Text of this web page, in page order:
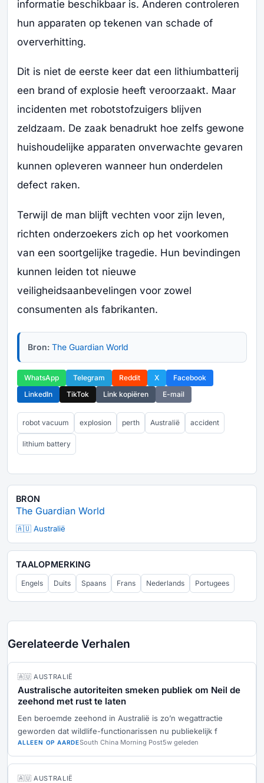
informatie beschikbaar is. Anderen controleren
hun apparaten op tekenen van schade of
oververhitting.
Dit is niet de eerste keer dat een lithiumbatterij
een brand of explosie heeft veroorzaakt. Maar
incidenten met robotstofzuigers blijven
zeldzaam. De zaak benadrukt hoe zelfs gewone
huishoudelijke apparaten onverwachte gevaren
kunnen opleveren wanneer hun onderdelen
defect raken.
Terwijl de man blijft vechten voor zijn leven,
richten onderzoekers zich op het voorkomen
van een soortgelijke tragedie. Hun bevindingen
kunnen leiden tot nieuwe
veiligheidsaanbevelingen voor zowel
consumenten als fabrikanten.
Bron: The Guardian World
WhatsApp Telegram Reddit X
Facebook
LinkedIn
TikTok Link kopiëren E-mail
robot vacuum explosion perth Australië accident
lithium battery
BRON
The Guardian World
🇦🇺 Australië
TAALOPMERKING
Engels Duits Spaans Frans Nederlands Portugees
Gerelateerde Verhalen
🇦🇺 AUSTRALIË
Australische autoriteiten smeken publiek om Neil de
zeehond met rust te laten
Een beroemde zeehond in Australië is zo’n wegattractie
geworden dat wildlife-functionarissen nu publiekelijk f
ALLEEN OP AARDESouth China Morning Post5w geleden
🇦🇺 AUSTRALIË